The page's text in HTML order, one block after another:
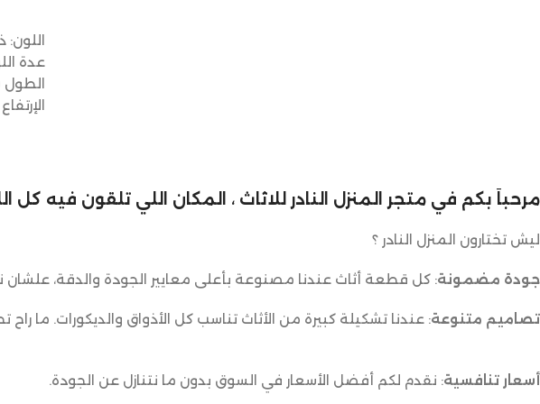
عدة
الإرتفاع
مرحباً بكم في متجر المنزل النادر للاثاث ، المكان اللي تلقون فيه
ليش تختارون المنزل النادر ؟
جودة مضمونة: كل قطعة أثاث عندنا مصنوعة بأعلى معايير الجودة والدقة،
تصاميم متنوعة: عندنا تشكيلة كبيرة من الأثاث تناسب كل الأذواق والديكورات. ما
أسعار تنافسية: نقدم لكم أفضل الأسعار في السوق بدون ما نتنازل عن الجودة.